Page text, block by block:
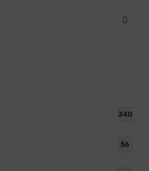
340
56